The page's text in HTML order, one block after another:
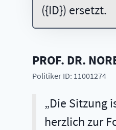
({ID}) ersetzt.
PROF. DR.
Politiker ID: 11001274
Die Sitzung
herzlich zur